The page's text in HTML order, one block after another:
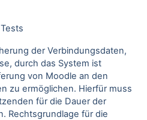
der Verbindungsdaten,
durch das System ist
von Moodle an den
zu ermöglichen. Hierfür muss
für die Dauer der
Rechtsgrundlage für die